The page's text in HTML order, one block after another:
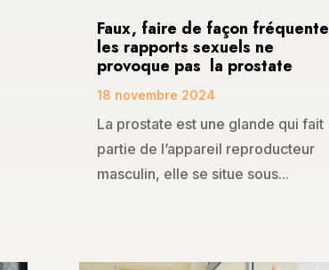
Faux, faire de façon fréquente
les rapports sexuels ne
provoque pas la prostate
18 novembre 2024
La prostate est une glande qui fait
partie de l’appareil reproducteur
masculin, elle se situe sous...